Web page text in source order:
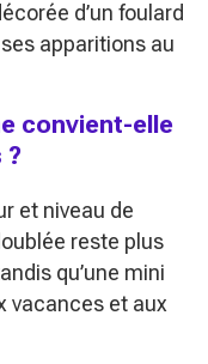
d’un foulard
apparitions au
convient-elle
?
et niveau de
reste plus
qu’une mini
vacances et aux